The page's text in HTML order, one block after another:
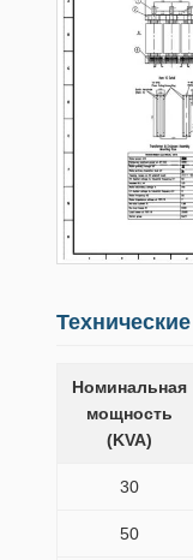
Номинальная
мощность
(KVA)
30
50